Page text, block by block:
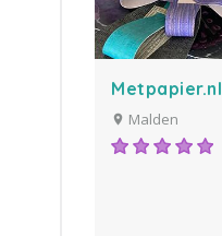
Metpapier.nl
Malden